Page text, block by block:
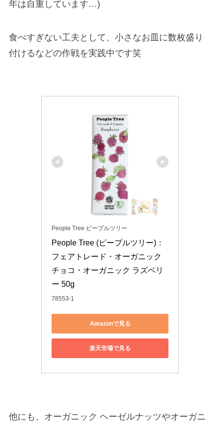
年は自重しています…)
食べすぎない工夫として、小さなお皿に数枚盛り
付けるなどの作戦を実践中です笑
People Tree ピープルツリー
People Tree (ピープルツリー)：
フェアトレード・オーガニック
チョコ・オーガニック ラズベリ
ー 50g
78553-1
Amazonで見る
楽天市場で見る
他にも、オーガニック ヘーゼルナッツやオーガニ